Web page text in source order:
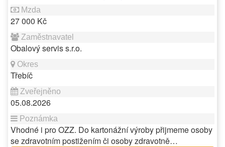
27 000 Kč
Obalový servis s.r.o.
Třebíč
05.08.2026
Vhodné i pro OZZ. Do kartonážní výroby přijmeme osoby
se zdravotním postižením či osoby zdravotně…